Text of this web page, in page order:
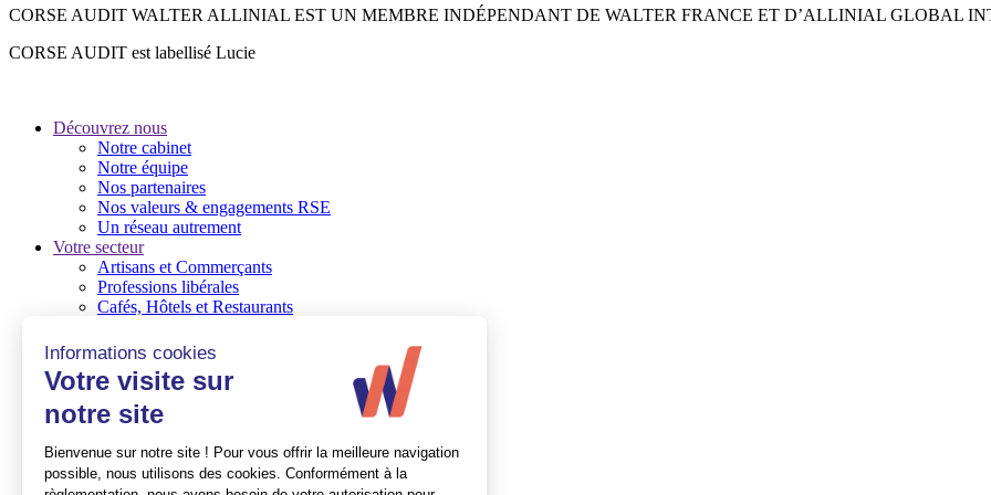
CORSE AUDIT WALTER ALLINIAL EST UN MEMBRE INDÉPENDANT DE WALTER FRANCE ET D’ALLINIAL GLOBAL
CORSE AUDIT est labellisé Lucie
Découvrez nous
Notre cabinet
Notre équipe
Nos partenaires
Nos valeurs & engagements RSE
Un réseau autrement
Votre secteur
Artisans et Commerçants
Professions libérales
Cafés, Hôtels et Restaurants
PME / PMI
Nos expertises
Audit/commissaire aux comptes
Conseil en gestion d’entreprise
Social
Ressources Humaines
Quelques références